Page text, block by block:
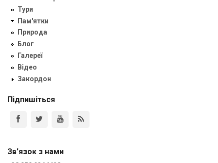
Тури
Пам'ятки
Природа
Блог
Галереї
Відео
Закордон
Підпишіться
Зв'язок з нами